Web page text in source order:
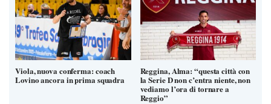
Viola, nuova conferma: coach
Lovino ancora in prima squadra
Reggina, Alma: “questa città con
la Serie D non c’entra niente, non
vediamo l’ora di tornare a
Reggio”